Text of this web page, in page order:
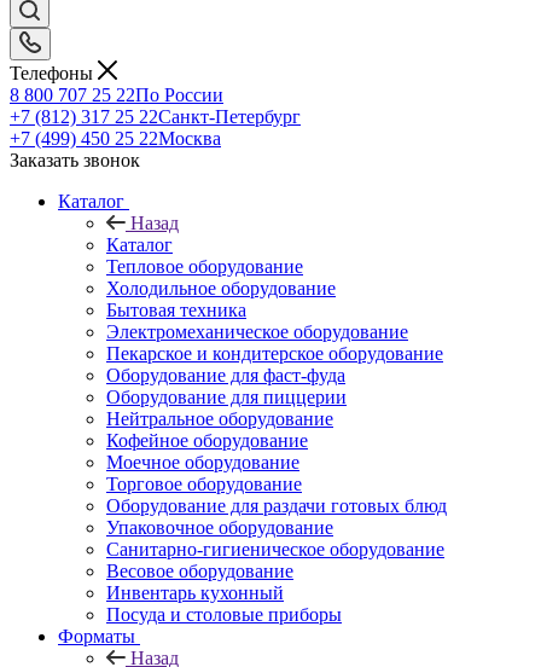
Телефоны
8 800 707 25 22По России
+7 (812) 317 25 22Санкт-Петербург
+7 (499) 450 25 22Москва
Заказать звонок
Каталог
Назад
Каталог
Тепловое оборудование
Холодильное оборудование
Бытовая техника
Электромеханическое оборудование
Пекарское и кондитерское оборудование
Оборудование для фаст-фуда
Оборудование для пиццерии
Нейтральное оборудование
Кофейное оборудование
Моечное оборудование
Торговое оборудование
Оборудование для раздачи готовых блюд
Упаковочное оборудование
Санитарно-гигиеническое оборудование
Весовое оборудование
Инвентарь кухонный
Посуда и столовые приборы
Форматы
Назад